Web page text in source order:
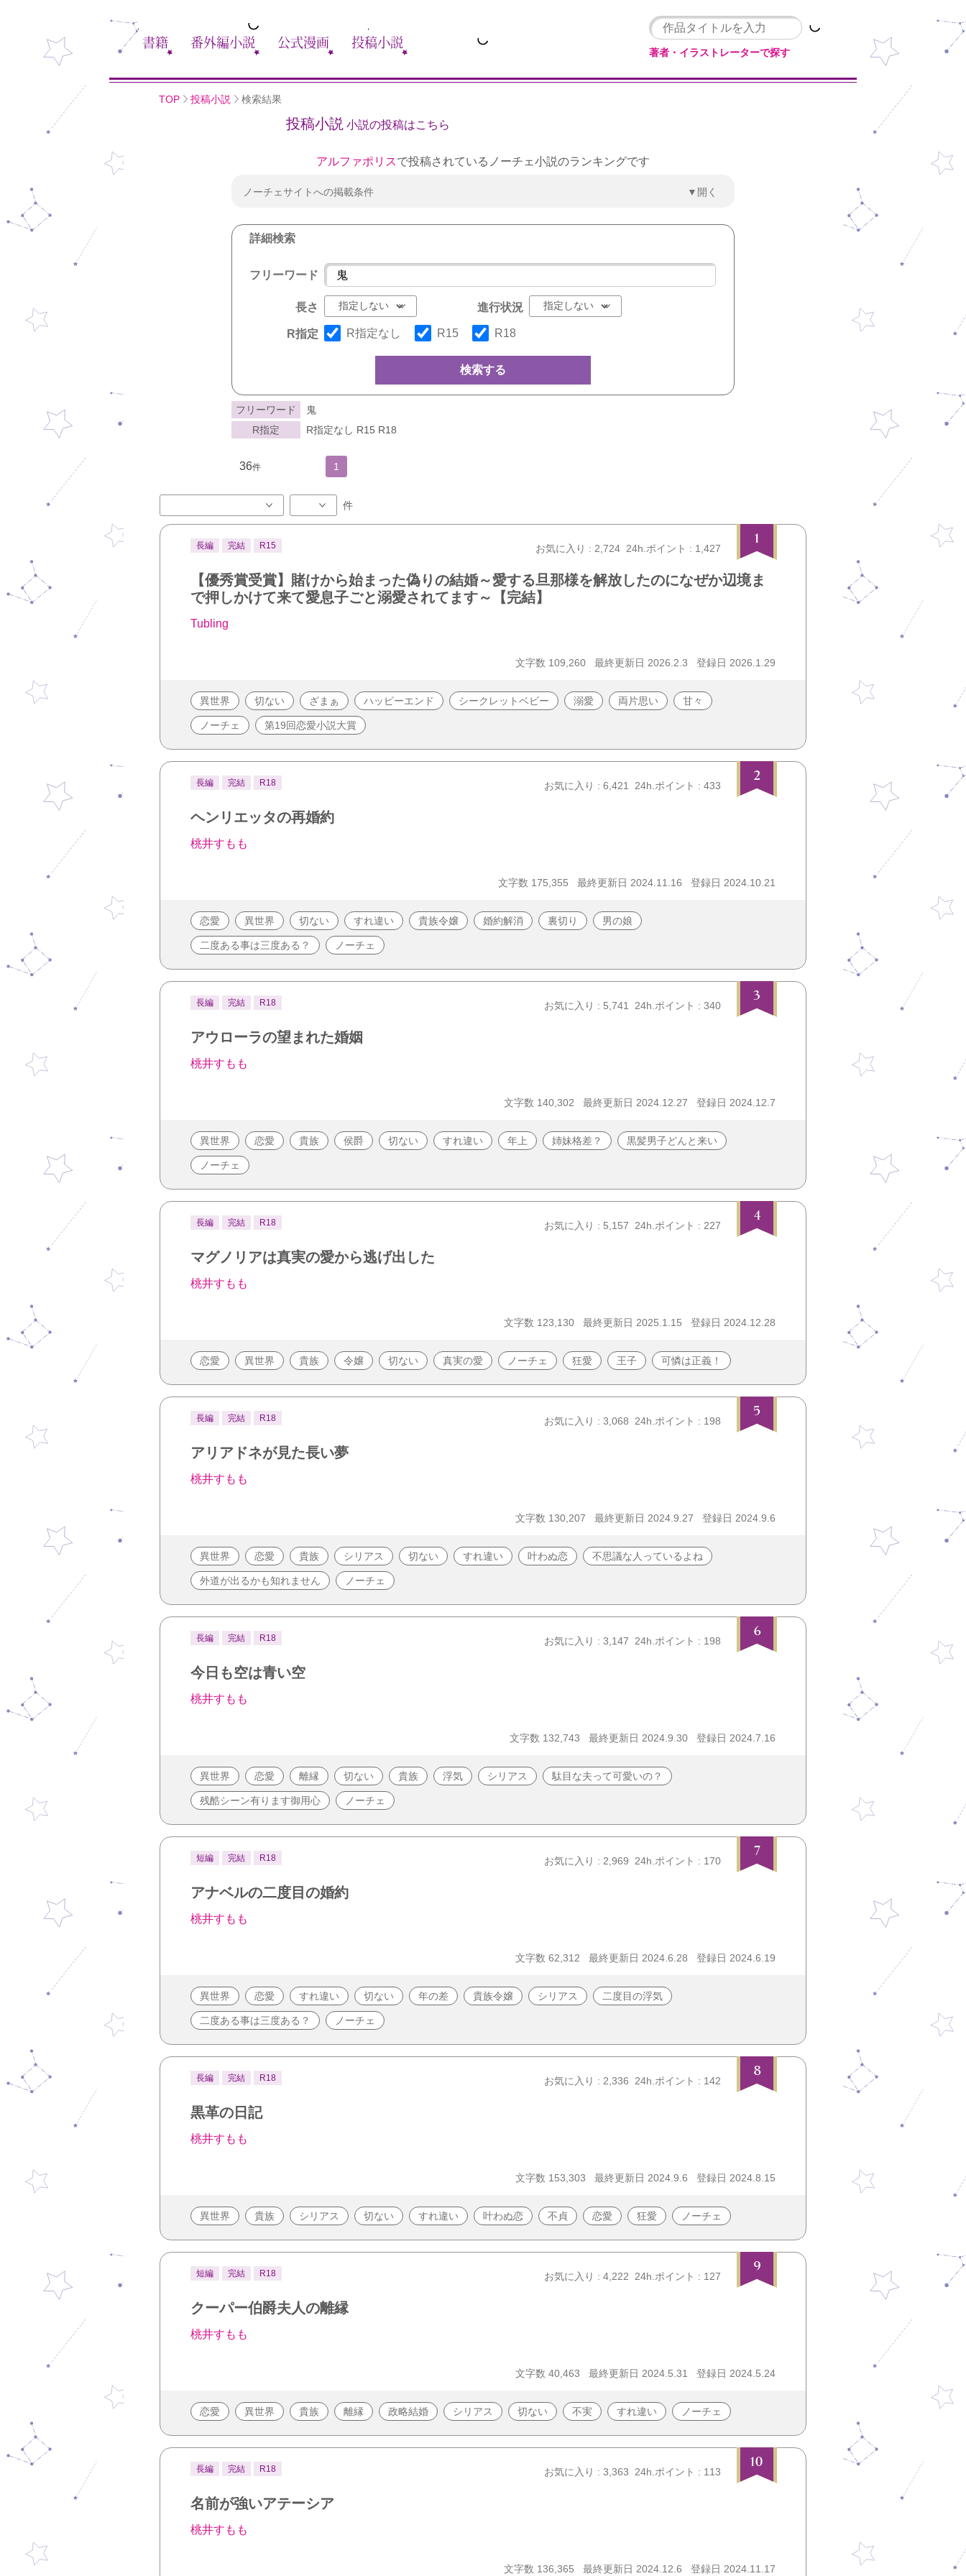
書籍 番外編小説 公式漫画 投稿小説
著者・イラストレーターで探す
TOP 投稿小説 検索結果
投稿小説 小説の投稿はこちら
アルファポリスで投稿されているノーチェ小説のランキングです
ノーチェサイトへの掲載条件 ▼開く
詳細検索
フリーワード
長さ 進行状況
R指定 R指定なし R15 R18
検索する
フリーワード
鬼
R指定
R指定なし R15 R18
36件 1
件
1
長編 完結 R15 お気に入り : 2,724 24h.ポイント : 1,427
【優秀賞受賞】賭けから始まった偽りの結婚～愛する旦那様を解放したのになぜか辺境ま
で押しかけて来て愛息子ごと溺愛されてます～【完結】
Tubling
文字数 109,260 最終更新日 2026.2.3 登録日 2026.1.29
異世界 切ない ざまぁ ハッピーエンド シークレットベビー 溺愛 両片思い 甘々
ノーチェ 第19回恋愛小説大賞
2
長編 完結 R18 お気に入り : 6,421 24h.ポイント : 433
ヘンリエッタの再婚約
桃井すもも
文字数 175,355 最終更新日 2024.11.16 登録日 2024.10.21
恋愛 異世界 切ない すれ違い 貴族令嬢 婚約解消 裏切り 男の娘
二度ある事は三度ある？ ノーチェ
3
長編 完結 R18 お気に入り : 5,741 24h.ポイント : 340
アウローラの望まれた婚姻
桃井すもも
文字数 140,302 最終更新日 2024.12.27 登録日 2024.12.7
異世界 恋愛 貴族 侯爵 切ない すれ違い 年上 姉妹格差？ 黒髪男子どんと来い
ノーチェ
4
長編 完結 R18 お気に入り : 5,157 24h.ポイント : 227
マグノリアは真実の愛から逃げ出した
桃井すもも
文字数 123,130 最終更新日 2025.1.15 登録日 2024.12.28
恋愛 異世界 貴族 令嬢 切ない 真実の愛 ノーチェ 狂愛 王子 可憐は正義！
5
長編 完結 R18 お気に入り : 3,068 24h.ポイント : 198
アリアドネが見た長い夢
桃井すもも
文字数 130,207 最終更新日 2024.9.27 登録日 2024.9.6
異世界 恋愛 貴族 シリアス 切ない すれ違い 叶わぬ恋 不思議な人っているよね
外道が出るかも知れません ノーチェ
6
長編 完結 R18 お気に入り : 3,147 24h.ポイント : 198
今日も空は青い空
桃井すもも
文字数 132,743 最終更新日 2024.9.30 登録日 2024.7.16
異世界 恋愛 離縁 切ない 貴族 浮気 シリアス 駄目な夫って可愛いの？
残酷シーン有ります御用心 ノーチェ
7
短編 完結 R18 お気に入り : 2,969 24h.ポイント : 170
アナベルの二度目の婚約
桃井すもも
文字数 62,312 最終更新日 2024.6.28 登録日 2024.6.19
異世界 恋愛 すれ違い 切ない 年の差 貴族令嬢 シリアス 二度目の浮気
二度ある事は三度ある？ ノーチェ
8
長編 完結 R18 お気に入り : 2,336 24h.ポイント : 142
黒革の日記
桃井すもも
文字数 153,303 最終更新日 2024.9.6 登録日 2024.8.15
異世界 貴族 シリアス 切ない すれ違い 叶わぬ恋 不貞 恋愛 狂愛 ノーチェ
9
短編 完結 R18 お気に入り : 4,222 24h.ポイント : 127
クーパー伯爵夫人の離縁
桃井すもも
文字数 40,463 最終更新日 2024.5.31 登録日 2024.5.24
恋愛 異世界 貴族 離縁 政略結婚 シリアス 切ない 不実 すれ違い ノーチェ
10
長編 完結 R18 お気に入り : 3,363 24h.ポイント : 113
名前が強いアテーシア
桃井すもも
文字数 136,365 最終更新日 2024.12.6 登録日 2024.11.17